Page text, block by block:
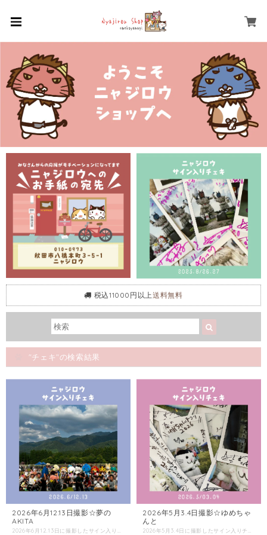
税込11000円以上送料無料
"チェキ"の検索結果
2026年6月12.13日撮影☆夢の
AKITA
2026年5月3.4日撮影☆ゆめちゃ
んと